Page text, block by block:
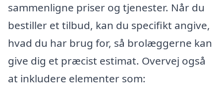
sammenligne priser og tjenester. Når du
bestiller et tilbud, kan du specifikt angive,
hvad du har brug for, så brolæggerne kan
give dig et præcist estimat. Overvej også
at inkludere elementer som: